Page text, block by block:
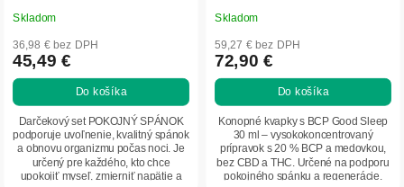
Skladom
36,98 € bez DPH
45,49 €
Do košíka
Darčekový set POKOJNÝ SPÁNOK
podporuje uvoľnenie, kvalitný spánok
a obnovu organizmu počas noci. Je
určený pre každého, kto chce
upokojiť myseľ, zmierniť napätie a
Skladom
59,27 € bez DPH
72,90 €
Do košíka
Konopné kvapky s BCP Good Sleep
30 ml – vysokokoncentrovaný
prípravok s 20 % BCP a medovkou,
bez CBD a THC. Určené na podporu
pokojného spánku a regenerácie.